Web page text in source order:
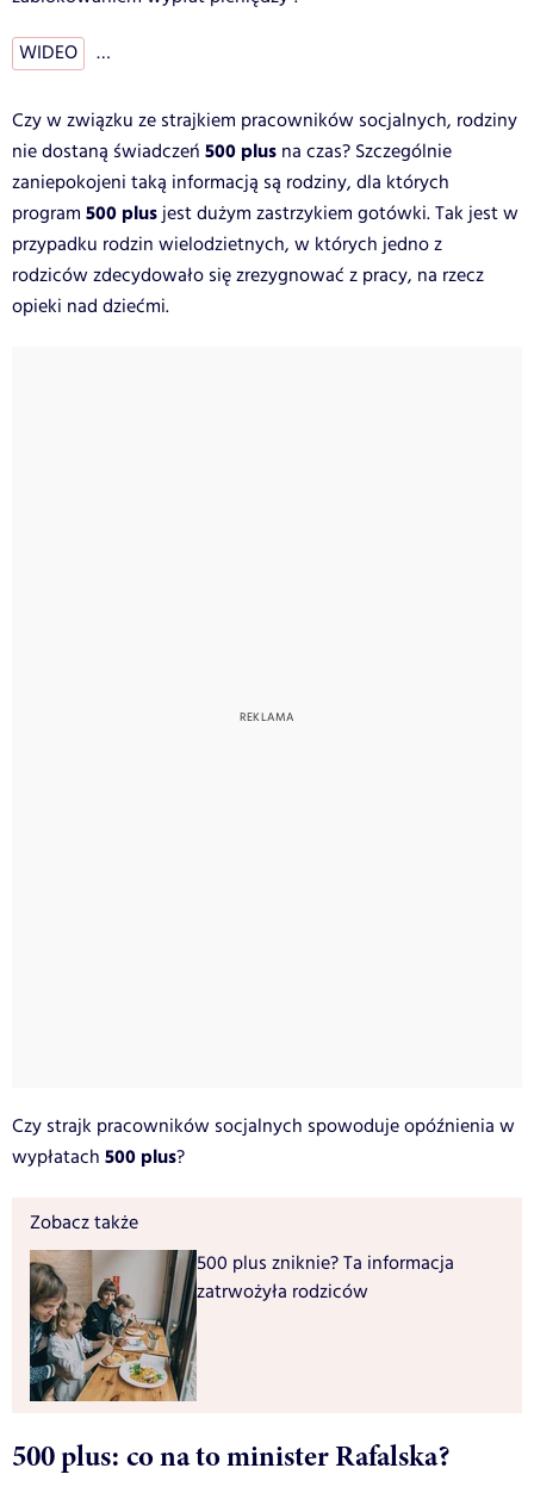
WIDEO …
Czy w związku ze strajkiem pracowników socjalnych, rodziny
nie dostaną świadczeń 500 plus na czas? Szczególnie
zaniepokojeni taką informacją są rodziny, dla których
program 500 plusjest dużym zastrzykiem gotówki. Tak jest w
przypadku rodzin wielodzietnych, w których jedno z
rodziców zdecydowało się zrezygnować z pracy, na rzecz
opieki nad dziećmi.
Czy strajk pracowników socjalnych spowoduje opóźnienia w
wypłatach 500 plus?
Zobacz także
500 plus zniknie? Ta informacja
zatrwożyła rodziców
500 plus: co na to minister Rafalska?